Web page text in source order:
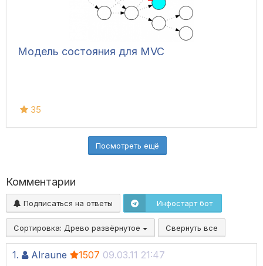
Модель состояния для MVC
35
Посмотреть ещё
Комментарии
Подписаться на ответы Инфостарт бот
Сортировка: Древо развёрнутое Свернуть все
1. Alraune 1507 09.03.11 21:47